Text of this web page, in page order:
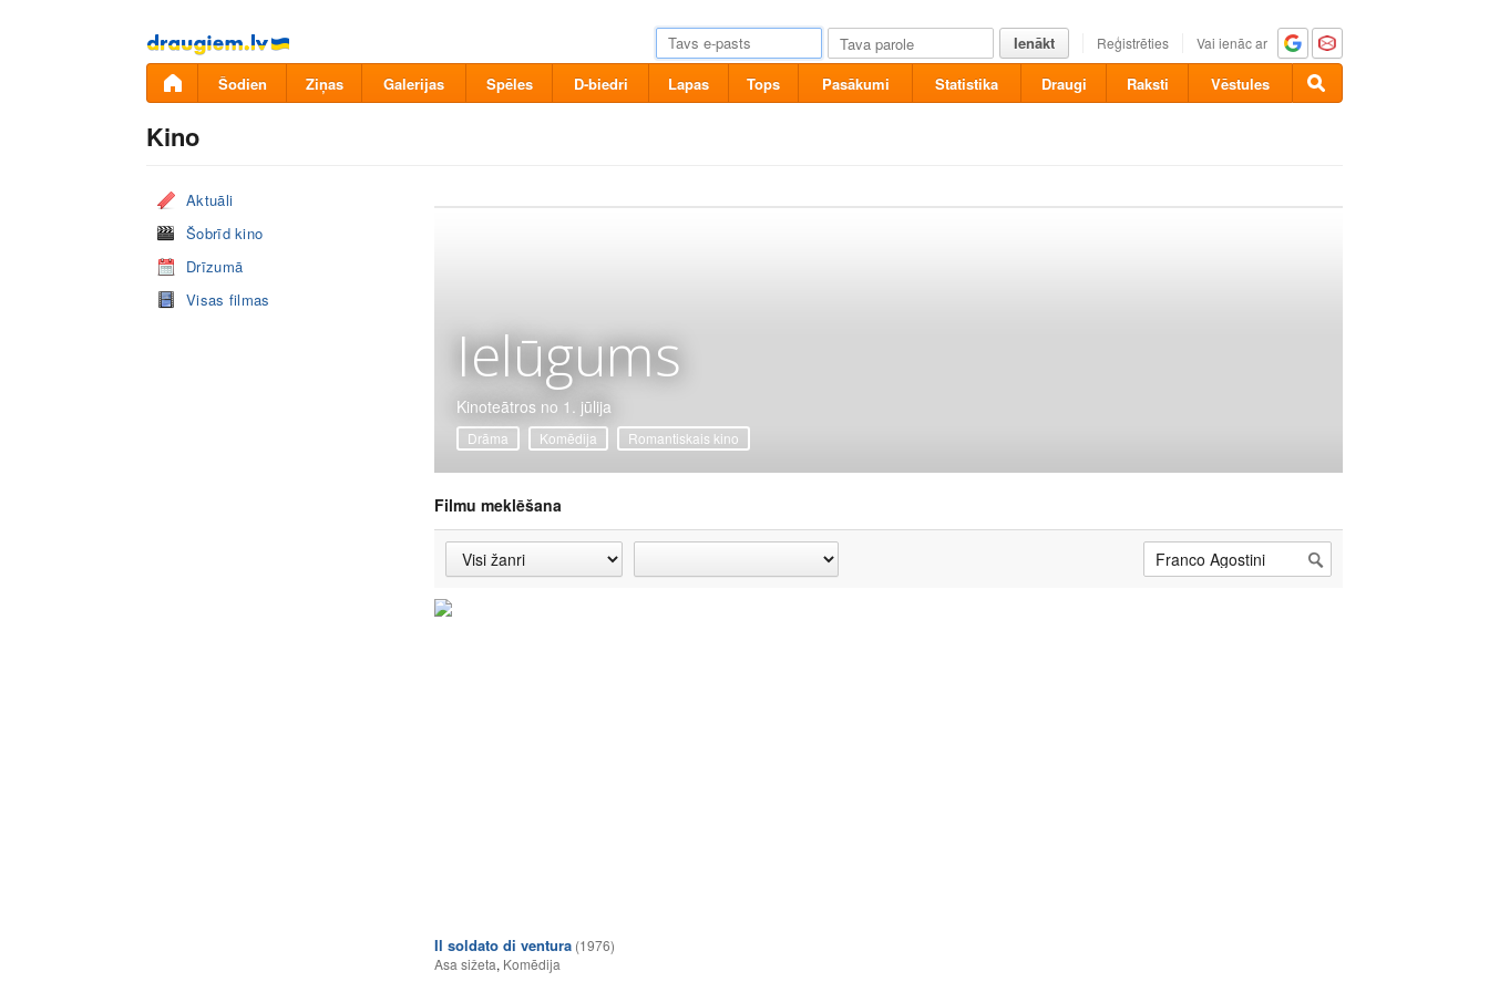
Pāriet
uz
saturu
Ienākt Reģistrēties Vai ienāc ar
Šodien Ziņas Galerijas Spēles D-biedri Lapas Tops Pasākumi Statistika Draugi Raksti Vēstules
Kino
Aktuāli
Šobrīd kino
Drīzumā
Visas filmas
Ielūgums
Kinoteātros no 1. jūlija
Drāma Komēdija Romantiskais kino
Filmu meklēšana
Il soldato di ventura (1976)
Asa sižeta, Komēdija